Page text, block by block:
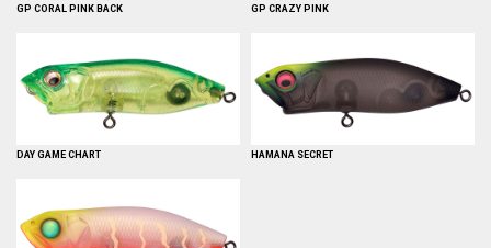
GP CORAL PINK BACK GP CRAZY PINK
DAY GAME CHART HAMANA SECRET